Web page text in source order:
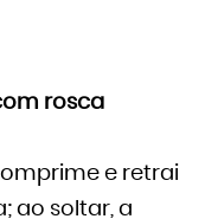
rosca
e retrai
ao soltar, a